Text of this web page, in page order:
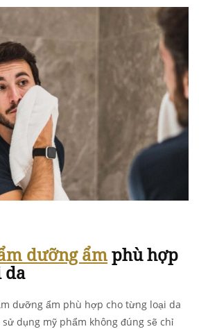
dưỡng ẩmphù hợp
da
dưỡng ẩm phù hợp cho từng loại da
dụng mỹ phẩm không đúng sẽ chỉ